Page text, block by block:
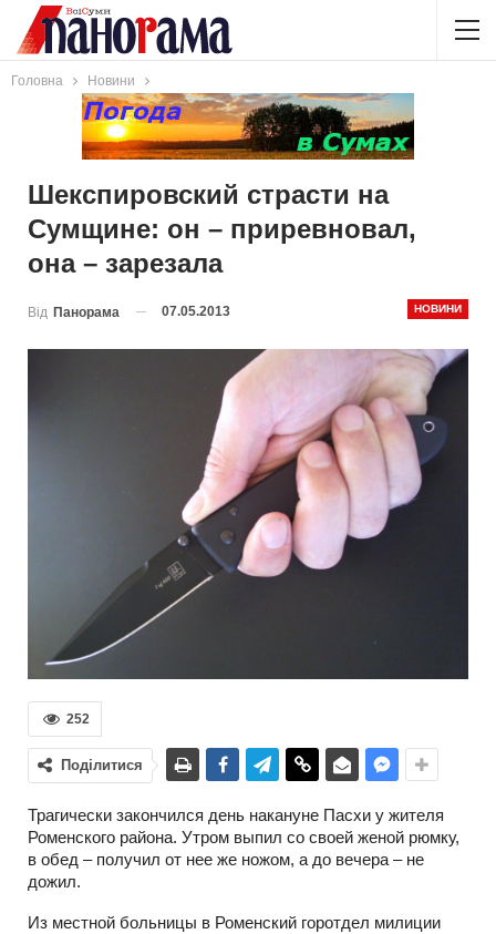
Головна Новини
Шекспировский страсти на
Сумщине: он – приревновал,
она – зарезала
НОВИНИ
Від Панорама 07.05.2013
252
Поділитися
Трагически закончился день накануне Пасхи у жителя
Роменского района. Утром выпил со своей женой рюмку,
в обед – получил от нее же ножом, а до вечера – не
дожил.
Из местной больницы в Роменский горотдел милиции